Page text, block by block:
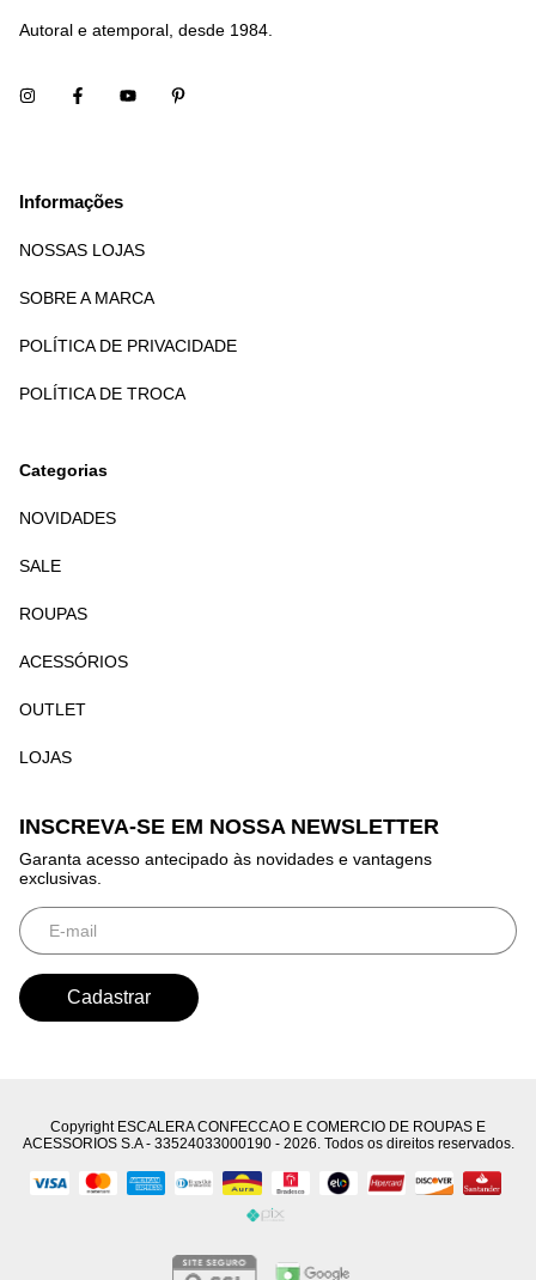
Autoral e atemporal, desde 1984.
Informações
NOSSAS LOJAS
SOBRE A MARCA
POLÍTICA DE PRIVACIDADE
POLÍTICA DE TROCA
Categorias
NOVIDADES
SALE
ROUPAS
ACESSÓRIOS
OUTLET
LOJAS
INSCREVA-SE EM NOSSA NEWSLETTER
Garanta acesso antecipado às novidades e vantagens
exclusivas.
Copyright ESCALERA CONFECCAO E COMERCIO DE ROUPAS E
ACESSORIOS S.A - 33524033000190 - 2026. Todos os direitos reservados.